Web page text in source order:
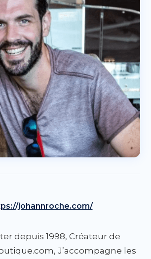
johannroche.com/
depuis 1998, Créateur de
J’accompagne les